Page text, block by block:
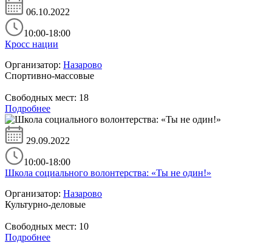
06.10.2022
10:00-18:00
Кросс нации
Организатор: Назарово
Спортивно-массовые
Свободных мест: 18
Подробнее
29.09.2022
10:00-18:00
Школа социального волонтерства: «Ты не один!»
Организатор: Назарово
Культурно-деловые
Свободных мест: 10
Подробнее